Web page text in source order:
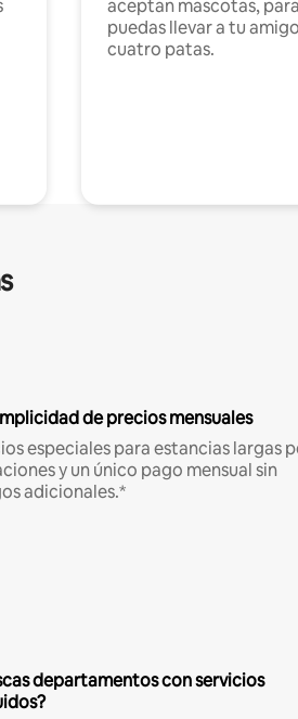
aceptan mascotas,
puedas llevar a tu
cuatro patas.
de precios mensuales
especiales para estancias largas
y un único pago mensual sin
adicionales.*
departamentos con servicios